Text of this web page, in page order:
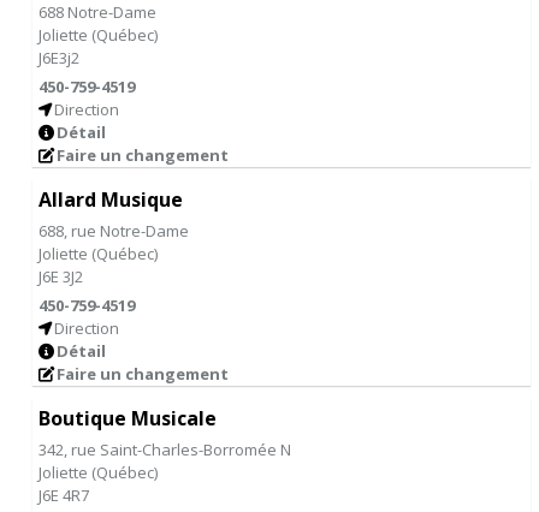
688 Notre-Dame
Joliette (Québec)
J6E3j2
450-759-4519
Direction
Détail
Faire un changement
Allard Musique
688, rue Notre-Dame
Joliette (Québec)
J6E 3J2
450-759-4519
Direction
Détail
Faire un changement
Boutique Musicale
342, rue Saint-Charles-Borromée N
Joliette (Québec)
J6E 4R7